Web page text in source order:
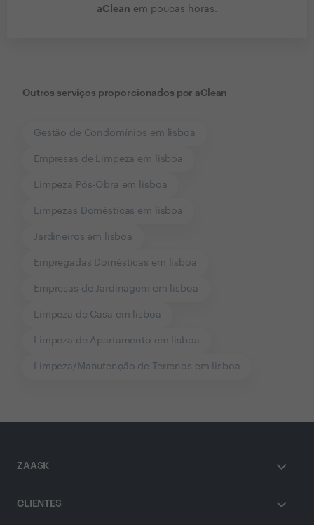
aClean em poucas horas.
Outros serviços proporcionados por aClean
Gestão de Condomínios em lisboa
Empresas de Limpeza em lisboa
Limpeza Pós-Obra em lisboa
Limpezas Domésticas em lisboa
Jardineiros em lisboa
Empregadas Domésticas em lisboa
Empresas de Jardinagem em lisboa
Limpeza de Casa em lisboa
Limpeza de Apartamento em lisboa
Limpeza/Manutenção de Terrenos em lisboa
ZAASK
CLIENTES